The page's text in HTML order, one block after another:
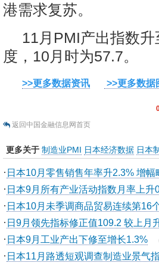
港需求复苏。
11月PMI产出指数
度，10月时为57.7。
>>更多数据资讯 >>更多数据
返回中国金融信息网首页
更多关于 制造业PMI 日本经济数据 日本
· 日本10月零售销售年率升2.3% 增幅
· 日本9月所有产业活动指数月率上升
· 日本10月未季调商品贸易连续第16
· 日9月领先指标修正值109.2 较上月
· 日本9月工业产出下修至增长1.3%
· 日本11月路透短观调查制造业景气